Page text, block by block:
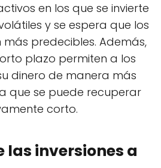
en los que se invierte
y se espera que los
predecibles. Además,
plazo permiten a los
dinero de manera más
que se puede recuperar
corto.
las inversiones a